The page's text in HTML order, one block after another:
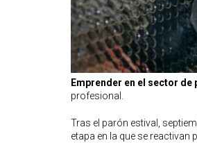
Emprender en el sector
profesional.
Tras el parón estival,
etapa en la que se